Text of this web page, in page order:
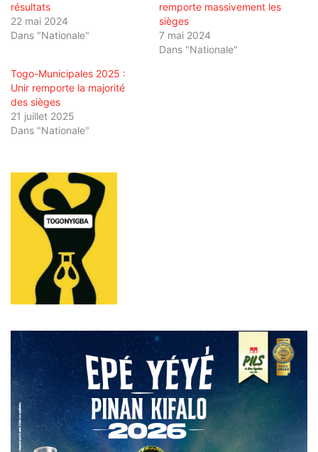
résultats
22 mai 2024
Dans "Nationale"
remporte massivement les
sièges
7 mai 2024
Dans "Nationale"
Togo-Municipales 2025 :
Unir remporte la majorité
des sièges
21 juillet 2025
Dans "Nationale"